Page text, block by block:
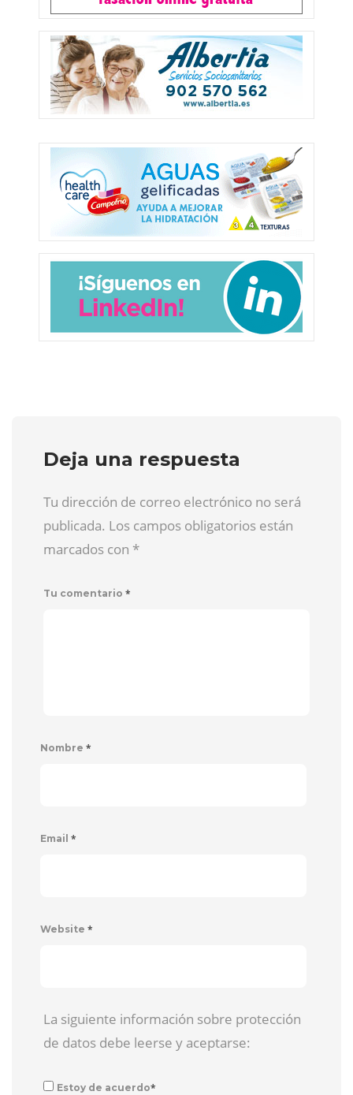
Deja una respuesta
Tu dirección de correo electrónico no será
publicada. Los campos obligatorios están
marcados con *
Tu comentario *
Nombre *
Email *
Website *
La siguiente información sobre protección
de datos debe leerse y aceptarse:
Estoy de acuerdo*